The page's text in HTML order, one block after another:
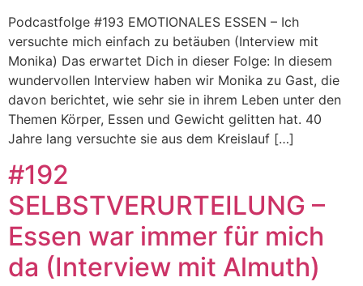
Podcastfolge #193 EMOTIONALES ESSEN – Ich
versuchte mich einfach zu betäuben (Interview mit
Monika) Das erwartet Dich in dieser Folge: In diesem
wundervollen Interview haben wir Monika zu Gast, die
davon berichtet, wie sehr sie in ihrem Leben unter den
Themen Körper, Essen und Gewicht gelitten hat. 40
Jahre lang versuchte sie aus dem Kreislauf […]
#192
SELBSTVERURTEILUNG –
Essen war immer für mich
da (Interview mit Almuth)